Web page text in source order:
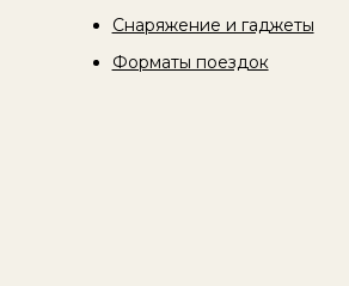
Снаряжение и гаджеты
Форматы поездок